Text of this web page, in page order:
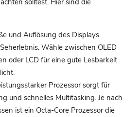
und Auflösung des Displays
Wähle zwischen OLED
oder LCD für eine gute Lesbarkeit
Prozessor sorgt für
und schnelles Multitasking. Je nach
ist ein Octa-Core Prozessor die